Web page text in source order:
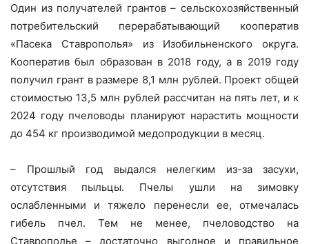
Один из получателей грантов – сельскохозяйственный
потребительский перерабатывающий кооператив
«Пасека Ставрополья» из Изобильненского округа.
Кооператив был образован в 2018 году, а в 2019 году
получил грант в размере 8,1 млн рублей. Проект общей
стоимостью 13,5 млн рублей рассчитан на пять лет, и к
2024 году пчеловоды планируют нарастить мощности
до 454 кг производимой медопродукции в месяц.
– Прошлый год выдался нелегким из-за засухи,
отсутствия пыльцы. Пчелы ушли на зимовку
ослабленными и тяжело перенесли ее, отмечалась
гибель пчел. Тем не менее, пчеловодство на
Ставрополье – достаточно выгодное и правильное